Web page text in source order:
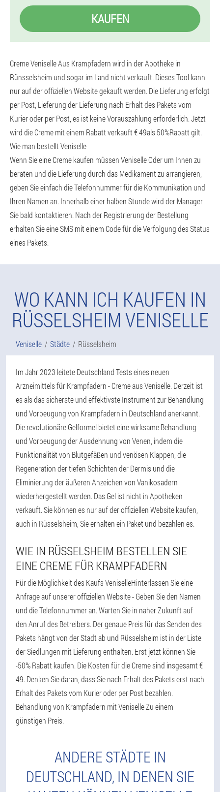
KAUFEN
Creme Veniselle Aus Krampfadern wird in der Apotheke in
Rünsselsheim und sogar im Land nicht verkauft. Dieses Tool kann
nur auf der offiziellen Website gekauft werden. Die Lieferung erfolgt
per Post, Lieferung der Lieferung nach Erhalt des Pakets vom
Kurier oder per Post, es ist keine Vorauszahlung erforderlich. Jetzt
wird die Creme mit einem Rabatt verkauft € 49als 50%Rabatt gilt.
Wie man bestellt Veniselle
Wenn Sie eine Creme kaufen müssen Veniselle Oder um Ihnen zu
beraten und die Lieferung durch das Medikament zu arrangieren,
geben Sie einfach die Telefonnummer für die Kommunikation und
Ihren Namen an. Innerhalb einer halben Stunde wird der Manager
Sie bald kontaktieren. Nach der Registrierung der Bestellung
erhalten Sie eine SMS mit einem Code für die Verfolgung des Status
eines Pakets.
WO KANN ICH KAUFEN IN
RÜSSELSHEIM VENISELLE
Veniselle Städte Rüsselsheim
Im Jahr 2023 leitete Deutschland Tests eines neuen
Arzneimittels für Krampfadern - Creme aus Veniselle. Derzeit ist
es als das sicherste und effektivste Instrument zur Behandlung
und Vorbeugung von Krampfadern in Deutschland anerkannt.
Die revolutionäre Gelformel bietet eine wirksame Behandlung
und Vorbeugung der Ausdehnung von Venen, indem die
Funktionalität von Blutgefäßen und venösen Klappen, die
Regeneration der tiefen Schichten der Dermis und die
Eliminierung der äußeren Anzeichen von Vanikosadern
wiederhergestellt werden. Das Gel ist nicht in Apotheken
verkauft. Sie können es nur auf der offiziellen Website kaufen,
auch in Rüsselsheim, Sie erhalten ein Paket und bezahlen es.
WIE IN RÜSSELSHEIM BESTELLEN SIE
EINE CREME FÜR KRAMPFADERN
Für die Möglichkeit des Kaufs VeniselleHinterlassen Sie eine
Anfrage auf unserer offiziellen Website - Geben Sie den Namen
und die Telefonnummer an. Warten Sie in naher Zukunft auf
den Anruf des Betreibers. Der genaue Preis für das Senden des
Pakets hängt von der Stadt ab und Rüsselsheim ist in der Liste
der Siedlungen mit Lieferung enthalten. Erst jetzt können Sie
-50% Rabatt kaufen. Die Kosten für die Creme sind insgesamt €
49. Denken Sie daran, dass Sie nach Erhalt des Pakets erst nach
Erhalt des Pakets vom Kurier oder per Post bezahlen.
Behandlung von Krampfadern mit Veniselle Zu einem
günstigen Preis.
ANDERE STÄDTE IN
DEUTSCHLAND, IN DENEN SIE